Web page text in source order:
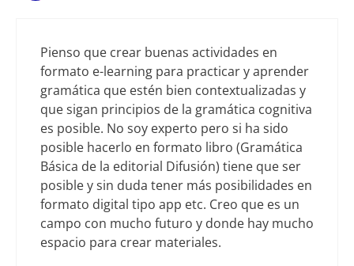
Pienso que crear buenas actividades en
formato e-learning para practicar y aprender
gramática que estén bien contextualizadas y
que sigan principios de la gramática cognitiva
es posible. No soy experto pero si ha sido
posible hacerlo en formato libro (Gramática
Básica de la editorial Difusión) tiene que ser
posible y sin duda tener más posibilidades en
formato digital tipo app etc. Creo que es un
campo con mucho futuro y donde hay mucho
espacio para crear materiales.